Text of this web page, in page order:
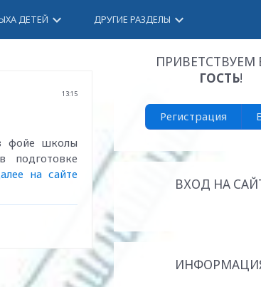
ДЕТЕЙ keyboard_arrow_down ДРУГИЕ РАЗДЕЛЫ keyboard_arrow_down
13:15
фойе школы
на сайте
ПРИВЕТСТВУЕМ
ГОСТЬ!
Регистрация
ВХОД НА